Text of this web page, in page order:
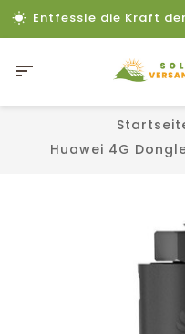
Entfessle die Kraft

Huawei 4G